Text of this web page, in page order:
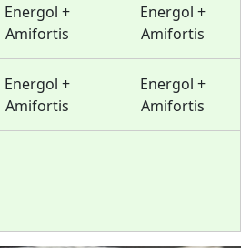
Energol +
Amifortis
Energol +
Amifortis
Energol +
Amifortis
Energol +
Amifortis